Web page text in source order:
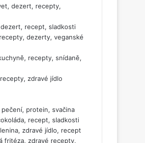
dezert, recepty,
recept, sladkosti
dezerty, veganské
recepty, snídaně,
zdravé jídlo
protein, svačina
recept, sladkosti
zdravé jídlo, recept
fritéza, zdravé recepty,